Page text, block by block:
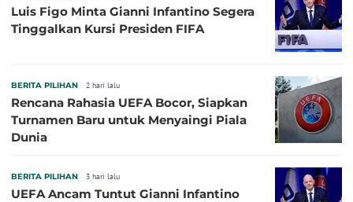
Luis Figo Minta Gianni Infantino Segera
Tinggalkan Kursi Presiden FIFA
BERITA PILIHAN 2 hari lalu
Rencana Rahasia UEFA Bocor, Siapkan
Turnamen Baru untuk Menyaingi Piala
Dunia
BERITA PILIHAN 3 hari lalu
UEFA Ancam Tuntut Gianni Infantino